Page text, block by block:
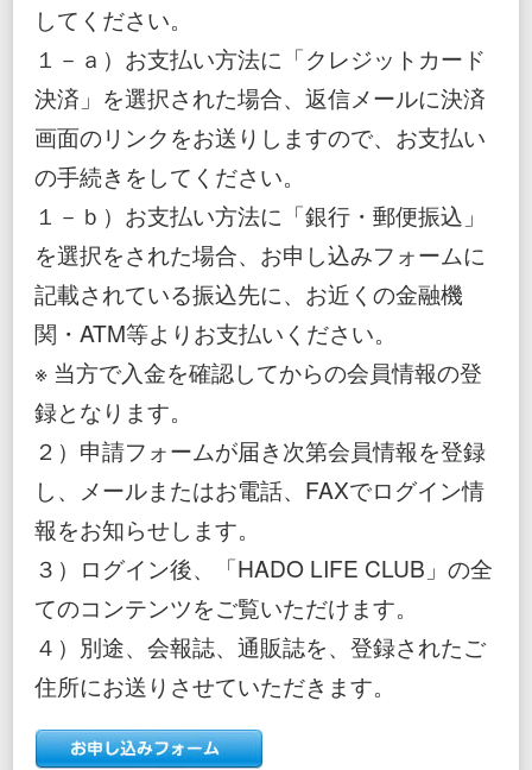
してください。
１－ａ）お支払い方法に「クレジットカード
決済」を選択された場合、返信メールに決済
画面のリンクをお送りしますので、お支払い
の手続きをしてください。
１－ｂ）お支払い方法に「銀行・郵便振込」
を選択をされた場合、お申し込みフォームに
記載されている振込先に、お近くの金融機
関・ATM等よりお支払いください。
※ 当方で入金を確認してからの会員情報の登
録となります。
２）申請フォームが届き次第会員情報を登録
し、メールまたはお電話、FAXでログイン情
報をお知らせします。
３）ログイン後、「HADO LIFE CLUB」の全
てのコンテンツをご覧いただけます。
４）別途、会報誌、通販誌を、登録されたご
住所にお送りさせていただきます。